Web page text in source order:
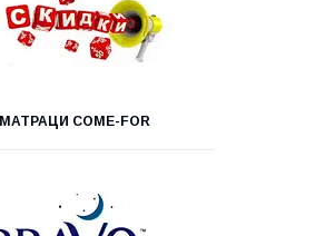
МАТРАЦИ COME-FOR